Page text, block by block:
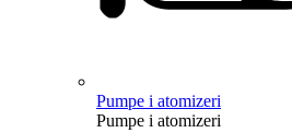
Pumpe i atomizeri
Pumpe i atomizeri